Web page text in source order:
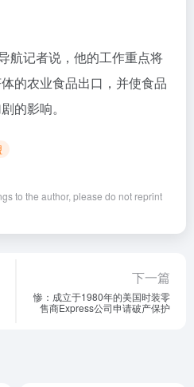
航记者说，他的工作重点将
的农业食品出口，并使食品
的影响。
to the author, please do not reprint
下一篇
惨：成立于1980年的美国时装零
售商Express公司申请破产保护